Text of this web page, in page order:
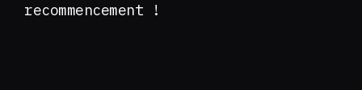
recommencement !